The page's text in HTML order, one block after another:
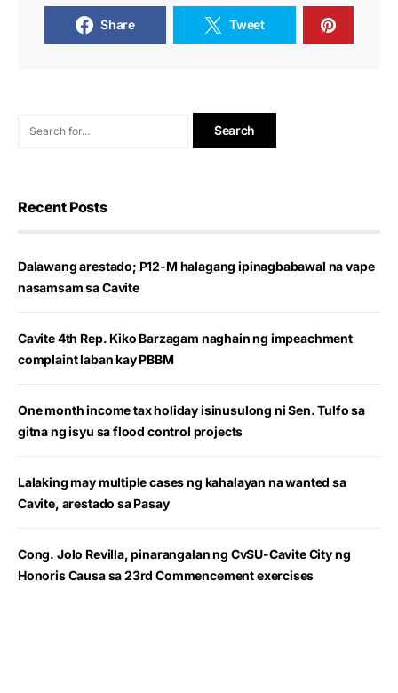
Share Tweet
Recent Posts
Dalawang arestado; P12-M halagang ipinagbabawal na vape
nasamsam sa Cavite
Cavite 4th Rep. Kiko Barzagam naghain ng impeachment
complaint laban kay PBBM
One month income tax holiday isinusulong ni Sen. Tulfo sa
gitna ng isyu sa flood control projects
Lalaking may multiple cases ng kahalayan na wanted sa
Cavite, arestado sa Pasay
Cong. Jolo Revilla, pinarangalan ng CvSU-Cavite City ng
Honoris Causa sa 23rd Commencement exercises